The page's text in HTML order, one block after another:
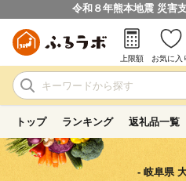
令和８年熊本地震 災害
上限額 お気に入
トップ ランキング 返礼品一覧
- 岐阜県